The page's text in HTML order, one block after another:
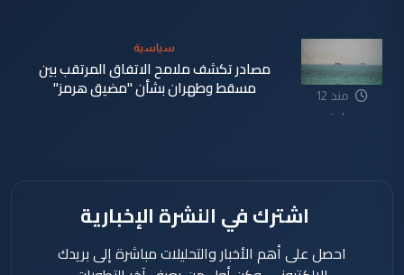
منذ 12
ساعة
سياسية
مصادر تكشف ملامح الاتفاق المرتقب بين
مسقط وطهران بشأن "مضيق هرمز"
اشترك في النشرة الإخبارية
احصل على أهم الأخبار والتحليلات مباشرة إلى بريدك